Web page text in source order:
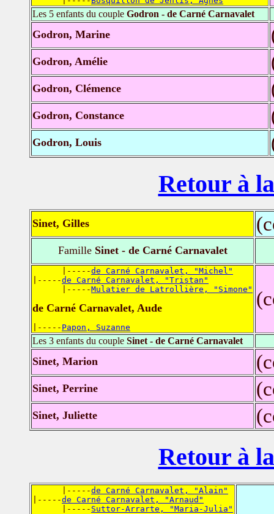
Les 5 enfants du couple Godron - de Carné Carnavalet
Godron, Marine
Godron, Amélie
Godron, Clémence
Godron, Constance
Godron, Louis
Retour à
Sinet, Gilles
FamilleSinet - de Carné Carnavalet
      |-----
de Carné Carnavalet, "Michel"
|-----de Carné Carnavalet, "Tristan"
      |-----
Mulatier de Latrollière, "Simone"
de Carné Carnavalet, Aude
|----- Papon, Suzanne
Les 3 enfants du couple Sinet - de Carné Carnavalet
Sinet, Marion
Sinet, Perrine
Sinet, Juliette
Retour à
      |-----
de Carné Carnavalet, "Alain"
|-----de Carné Carnavalet, "Arnaud"
      |-----
Suttor-Arrarte, "Maria-Julia"